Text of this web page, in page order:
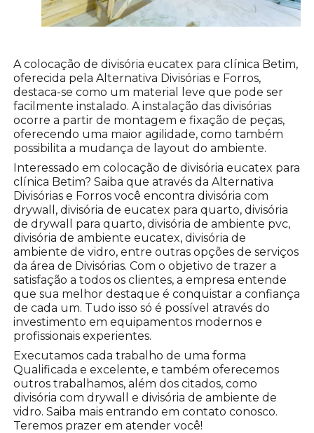
A colocação de divisória eucatex para clínica Betim,
oferecida pela Alternativa Divisórias e Forros,
destaca-se como um material leve que pode ser
facilmente instalado. A instalação das divisórias
ocorre a partir de montagem e fixação de peças,
oferecendo uma maior agilidade, como também
possibilita a mudança de layout do ambiente.
Interessado em colocação de divisória eucatex para
clínica Betim? Saiba que através da Alternativa
Divisórias e Forros você encontra divisória com
drywall, divisória de eucatex para quarto, divisória
de drywall para quarto, divisória de ambiente pvc,
divisória de ambiente eucatex, divisória de
ambiente de vidro, entre outras opções de serviços
da área de Divisórias. Com o objetivo de trazer a
satisfação a todos os clientes, a empresa entende
que sua melhor destaque é conquistar a confiança
de cada um. Tudo isso só é possível através do
investimento em equipamentos modernos e
profissionais experientes.
Executamos cada trabalho de uma forma
Qualificada e excelente, e também oferecemos
outros trabalhamos, além dos citados, como
divisória com drywall e divisória de ambiente de
vidro. Saiba mais entrando em contato conosco.
Teremos prazer em atender você!